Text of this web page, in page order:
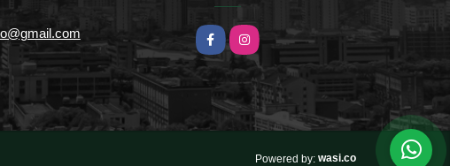
FacebookInstagram
Powered by: wasi.co